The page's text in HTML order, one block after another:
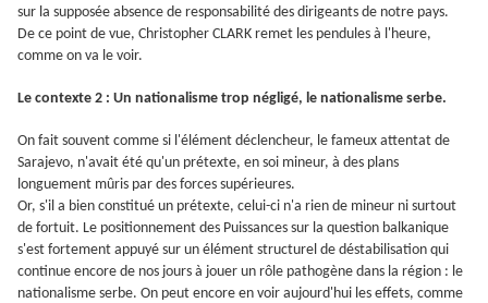
sur la supposée absence de responsabilité des dirigeants de notre pays.
De ce point de vue, Christopher CLARK remet les pendules à l'heure,
comme on va le voir.
Le contexte 2 : Un nationalisme trop négligé, le nationalisme serbe.
On fait souvent comme si l'élément déclencheur, le fameux attentat de
Sarajevo, n'avait été qu'un prétexte, en soi mineur, à des plans
longuement mûris par des forces supérieures.
Or, s'il a bien constitué un prétexte, celui-ci n'a rien de mineur ni surtout
de fortuit. Le positionnement des Puissances sur la question balkanique
s'est fortement appuyé sur un élément structurel de déstabilisation qui
continue encore de nos jours à jouer un rôle pathogène dans la région : le
nationalisme serbe. On peut encore en voir aujourd'hui les effets, comme